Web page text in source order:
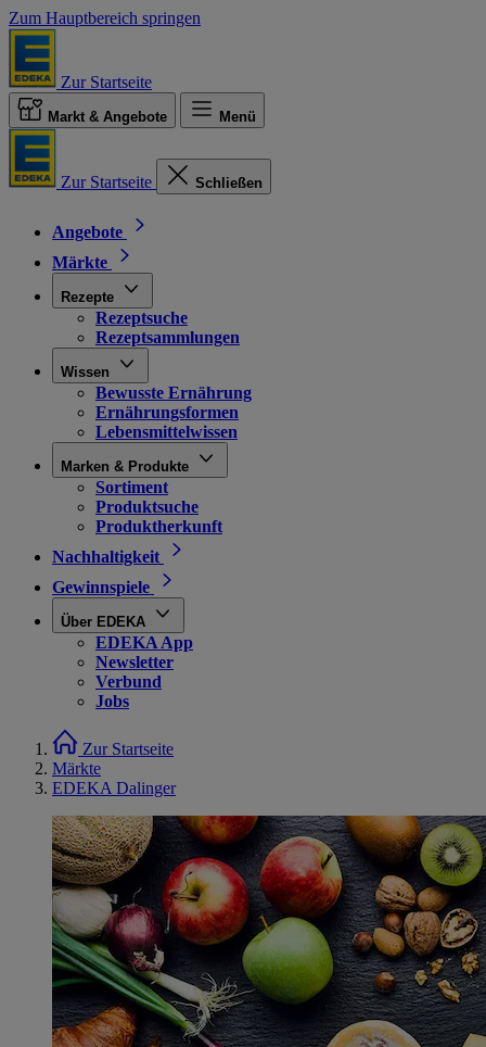
Zum Hauptbereich springen
Zur Startseite
Markt & Angebote Menü
Zur Startseite Schließen
Angebote
Märkte
Rezepte
Rezeptsuche
Rezeptsammlungen
Wissen
Bewusste Ernährung
Ernährungsformen
Lebensmittelwissen
Marken & Produkte
Sortiment
Produktsuche
Produktherkunft
Nachhaltigkeit
Gewinnspiele
Über EDEKA
EDEKA App
Newsletter
Verbund
Jobs
Zur Startseite
Märkte
EDEKA Dalinger